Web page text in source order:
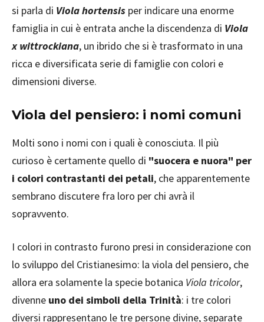
si parla di Viola hortensis per indicare una enorme
famiglia in cui è entrata anche la discendenza di Viola
x wittrockiana, un ibrido che si è trasformato in una
ricca e diversificata serie di famiglie con colori e
dimensioni diverse.
Viola del pensiero: i nomi comuni
Molti sono i nomi con i quali è conosciuta. Il più
curioso è certamente quello di "suocera e nuora" per
i colori contrastanti dei petali, che apparentemente
sembrano discutere fra loro per chi avrà il
sopravvento.
I colori in contrasto furono presi in considerazione con
lo sviluppo del Cristianesimo: la viola del pensiero, che
allora era solamente la specie botanica Viola tricolor,
divenne uno dei simboli della Trinità: i tre colori
diversi rappresentano le tre persone divine, separate